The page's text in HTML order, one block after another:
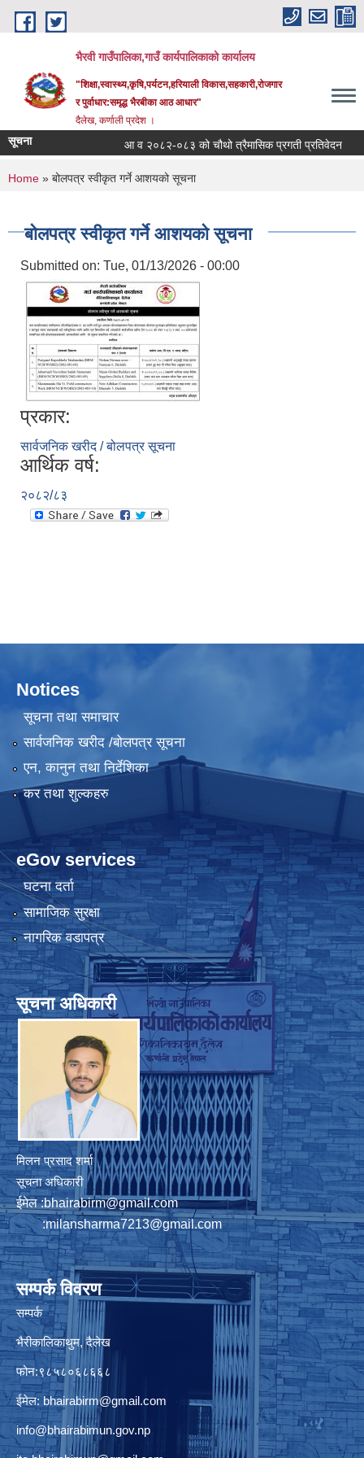
Skip to main content
भैरवी गाउँपालिका,गाउँ कार्यपालिकाको कार्यालय
"शिक्षा,स्वास्थ्य,कृषि,पर्यटन,हरियाली विकास,सहकारी,रोजगार
र पुर्वाधार:समृद्ध भैरबीका आठ आधार"
दैलेख, कर्णाली प्रदेश ।
सूचना आ व २०८२-०८३ को चौथो त्रैमासिक प्रगती प्रतिवेदन
You are here
Home » बोलपत्र स्वीकृत गर्ने आशयको सूचना
बोलपत्र स्वीकृत गर्ने आशयको सूचना
Submitted on: Tue, 01/13/2026 - 00:00
प्रकार:
सार्वजनिक खरीद / बोलपत्र सूचना
आर्थिक वर्ष:
२०८२/८३
Notices
सूचना तथा समाचार
सार्वजनिक खरीद /बोलपत्र सूचना
एन, कानुन तथा निर्देशिका
कर तथा शुल्कहरु
eGov services
घटना दर्ता
सामाजिक सुरक्षा
नागरिक वडापत्र
सूचना अधिकारी
मिलन प्रसाद शर्मा
सूचना अधिकारी
ईमेल :bhairabirm@gmail.com
:milansharma7213@gmail.com
सम्पर्क विवरण
सम्पर्क
भैरीकालिकाथुम, दैलेख
फोन:९८५८०६८६६८
ईमेल: bhairabirm@gmail.com
info@bhairabimun.gov.np